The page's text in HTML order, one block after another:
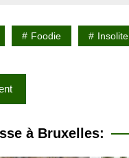
Foodie Insolite
à Bruxelles: